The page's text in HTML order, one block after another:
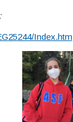
Index.htm